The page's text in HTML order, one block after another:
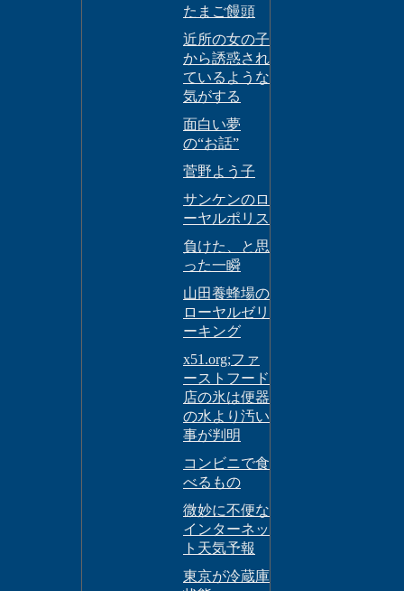
たまご饅頭
近所の女の子
から誘惑され
ているような
気がする
面白い夢
の“お話”
菅野よう子
サンケンのロ
ーヤルポリス
負けた、と思
った一瞬
山田養蜂場の
ローヤルゼリ
ーキング
x51.org;ファ
ーストフード
店の氷は便器
の水より汚い
事が判明
コンビニで食
べるもの
微妙に不便な
インターネッ
ト天気予報
東京が冷蔵庫